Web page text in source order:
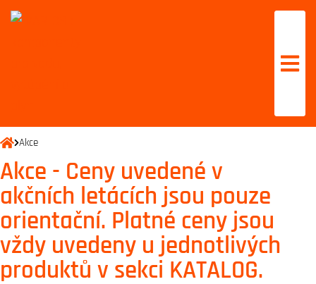
Akce
Akce - Ceny uvedené v
akčních letácích jsou pouze
orientační. Platné ceny jsou
vždy uvedeny u jednotlivých
produktů v sekci KATALOG.